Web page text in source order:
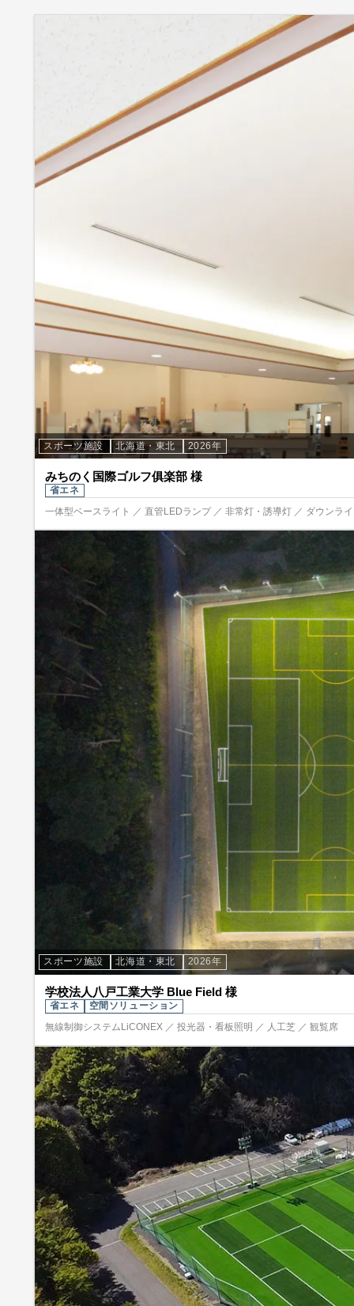
スポーツ施設 北海道・東北 2026年
みちのく国際ゴルフ俱楽部 様
省エネ
一体型ベースライト ／ 直管LEDランプ ／ 非常灯・誘導灯 ／ ダウンラ
スポーツ施設 北海道・東北 2026年
学校法人八戸工業大学 Blue Field 様
省エネ
空間ソリューション
無線制御システムLiCONEX ／ 投光器・看板照明 ／ 人工芝 ／ 観覧席